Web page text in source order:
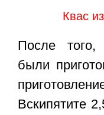
Квас
После того,
были
Вскипятите